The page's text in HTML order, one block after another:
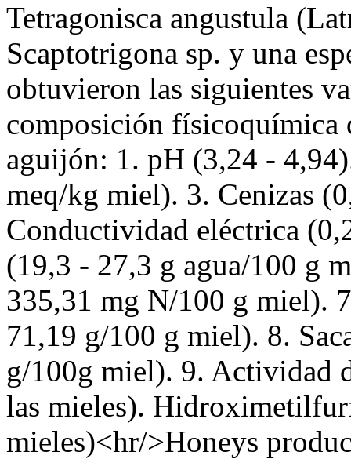
Tetragonisca angustula
Scaptotrigona sp. y una
obtuvieron las siguientes
composición físicoquímica
aguijón: 1. pH (3,24 -
meq/kg miel). 3. Cenizas
Conductividad eléctrica
(19,3 - 27,3 g agua/100 g
335,31 mg N/100 g miel).
71,19 g/100 g miel). 8.
g/100g miel). 9. Actividad
las mieles).
mieles)<hr/>Honeys